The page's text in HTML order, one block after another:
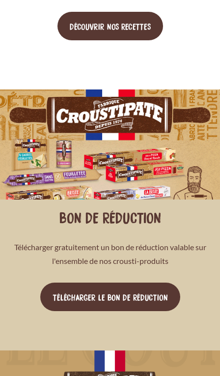
DÉCOUVRIR NOS RECETTES
BON DE RÉDUCTION
Télécharger gratuitement un bon de réduction valable sur
l'ensemble de nos crousti-produits
TÉLÉCHARGER LE BON DE RÉDUCTION